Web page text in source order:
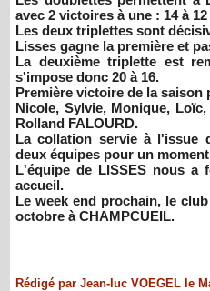
avec 2 victoires à une : 14 à 12
Les deux triplettes sont
Lisses gagne la première et
La deuxième triplette est
s'impose donc 20 à 16.
Première victoire de la saison
Nicole, Sylvie, Monique,
Rolland FALOURD.
La collation servie à l'issue
deux équipes pour un
L'équipe de LISSES nous a
accueil.
Le week end prochain, le
octobre à CHAMPCUEIL.
Rédigé par Jean-luc VOEGEL le